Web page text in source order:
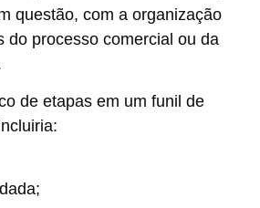
questão, com a organização
do processo comercial ou da
de etapas em um funil de